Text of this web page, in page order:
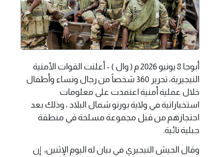
أبوجا 8 يونيو 2026 م ( وال ) - أعلنت القوات الأمنية
النيجيرية، تحرير 360 شخصاً من رجال ونساء وأطفال
خلال عملية أمنية اعتمدت على معلومات
استخباراتية في ولاية بورنو شمال البلاد ، وذلك بعد
احتجازهم من قبل مجموعة مسلحة في منطقة
جبلية نائية.
وقال الجيش النيجيري في بيان له اليوم الإثنين، إن